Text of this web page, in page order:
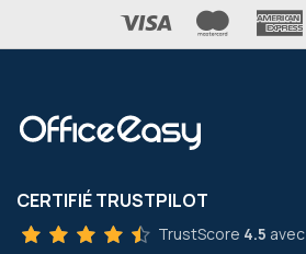
CERTIFIÉ TRUSTPILOT
TrustScore 4.5 avec